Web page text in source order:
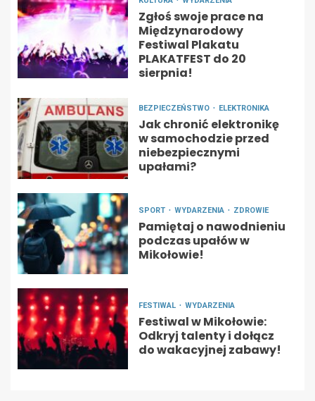
Zgłoś swoje prace na
Międzynarodowy
Festiwal Plakatu
PLAKATFEST do 20
sierpnia!
BEZPIECZEŃSTWO ELEKTRONIKA
Jak chronić elektronikę
w samochodzie przed
niebezpiecznymi
upałami?
SPORT WYDARZENIA ZDROWIE
Pamiętaj o nawodnieniu
podczas upałów w
Mikołowie!
FESTIWAL WYDARZENIA
Festiwal w Mikołowie:
Odkryj talenty i dołącz
do wakacyjnej zabawy!